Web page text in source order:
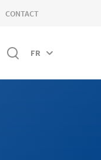
CONTACT
FR